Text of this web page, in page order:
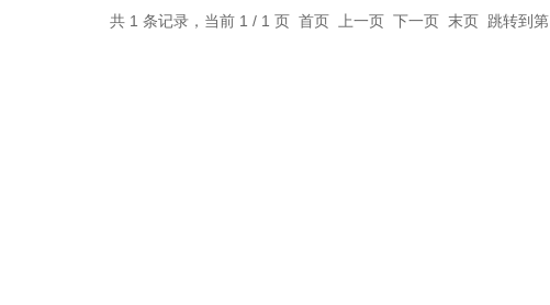
共 1 条记录，当前 1 / 1 页 首页 上一页 下一页 末页 跳转到第